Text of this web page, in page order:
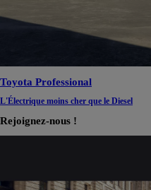
Toyota Professional
L'Électrique moins cher que le Diesel
Rejoignez-nous !